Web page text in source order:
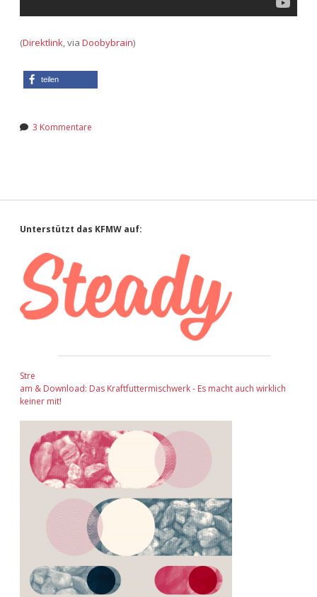
(Direktlink, via Doobybrain)
teilen
3 Kommentare
Sidebar
Unterstützt das KFMW auf:
Stre
am & Download: Das Kraftfuttermischwerk - Es macht auch wirklich
keiner mit!